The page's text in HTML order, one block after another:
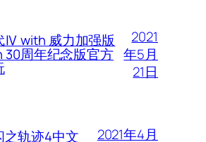
Ⅳ with 威力加强版
30周年纪念版官方
2021
年5月
21日
轨迹4中文 2021年4月